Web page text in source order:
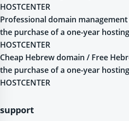
HOSTCENTER
Professional domain
the purchase of a one-year
HOSTCENTER
Cheap Hebrew domain / Free
the purchase of a one-year
HOSTCENTER
support